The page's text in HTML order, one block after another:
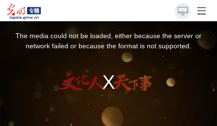
The media could not be loaded, either because the server or
network failed or because the format is not supported.